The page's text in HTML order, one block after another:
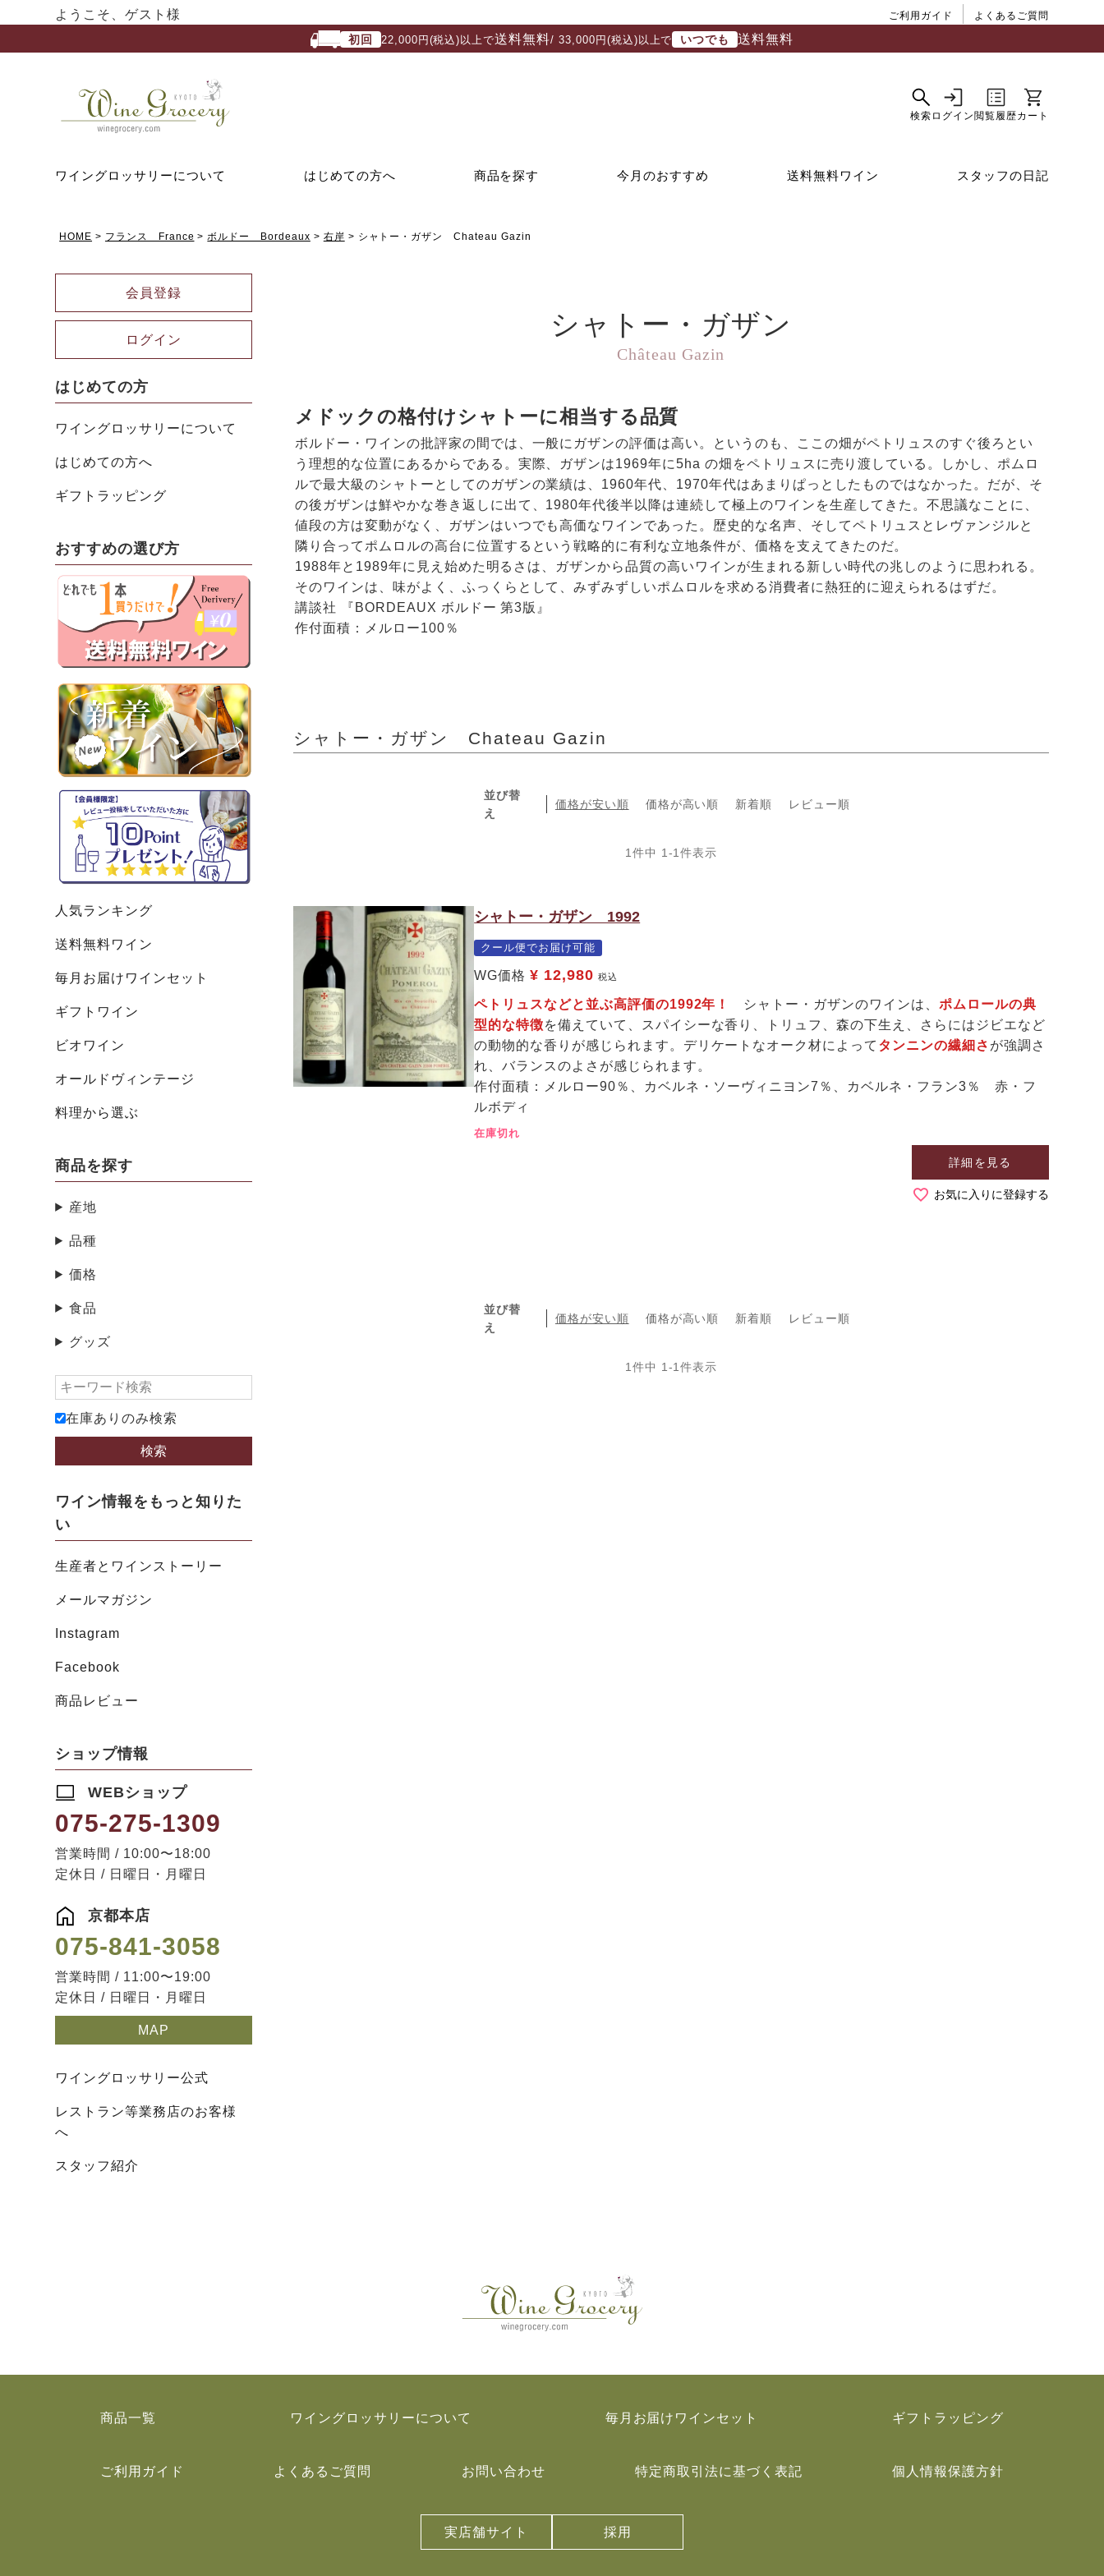
ようこそ、ゲスト様 ご利用ガイド よくあるご質問
初回 22,000円(税込)以上で送料無料/ 33,000円(税込)以上で いつでも 送料無料
ワイングロッサリーについて はじめての方へ 商品を探す 今月のおすすめ 送料無料ワイン スタッフの日記
HOME フランス France ボルドー Bordeaux 右岸 シャトー・ガザン Chateau Gazin
会員登録
ログイン
はじめての方
ワイングロッサリーについて
はじめての方へ
ギフトラッピング
おすすめの選び方
人気ランキング
送料無料ワイン
毎月お届けワインセット
ギフトワイン
ビオワイン
オールドヴィンテージ
料理から選ぶ
商品を探す
産地
品種
価格
食品
グッズ
在庫ありのみ検索
検索
ワイン情報をもっと知りた
い
生産者とワインストーリー
メールマガジン
Instagram
Facebook
商品レビュー
ショップ情報
WEBショップ
075-275-1309
営業時間 / 10:00〜18:00
定休日 / 日曜日・月曜日
京都本店
075-841-3058
営業時間 / 11:00〜19:00
定休日 / 日曜日・月曜日
MAP
ワイングロッサリー公式
レストラン等業務店のお客様
へ
スタッフ紹介
シャトー・ガザン
Château Gazin
メドックの格付けシャトーに相当する品質
ボルドー・ワインの批評家の間では、一般にガザンの評価は高い。というのも、ここの畑がペトリュスのすぐ後ろとい
う理想的な位置にあるからである。実際、ガザンは1969年に5ha の畑をペトリュスに売り渡している。しかし、ポムロ
ルで最大級のシャトーとしてのガザンの業績は、1960年代、1970年代はあまりぱっとしたものではなかった。だが、そ
の後ガザンは鮮やかな巻き返しに出て、1980年代後半以降は連続して極上のワインを生産してきた。不思議なことに、
値段の方は変動がなく、ガザンはいつでも高価なワインであった。歴史的な名声、そしてペトリュスとレヴァンジルと
隣り合ってポムロルの高台に位置するという戦略的に有利な立地条件が、価格を支えてきたのだ。
1988年と1989年に見え始めた明るさは、ガザンから品質の高いワインが生まれる新しい時代の兆しのように思われる。
そのワインは、味がよく、ふっくらとして、みずみずしいポムロルを求める消費者に熱狂的に迎えられるはずだ。
講談社 『BORDEAUX ボルドー 第3版』
作付面積：メルロー100％
シャトー・ガザン Chateau Gazin
並び替
え
価格が安い順 価格が高い順 新着順 レビュー順
1 件中 1 -1件表示
シャトー・ガザン 1992
クール便でお届け可能
WG価格 ¥ 12,980 税込
ペトリュスなどと並ぶ高評価の1992年！ シャトー・ガザンのワインは、 ポムロールの典
型的な特徴を備えていて、スパイシーな香り、トリュフ、森の下生え、さらにはジビエなど
の動物的な香りが感じられます。デリケートなオーク材によって タンニンの繊細さ が強調さ
れ、バランスのよさが感じられます。
作付面積：メルロー90％、カベルネ・ソーヴィニヨン7％、カベルネ・フラン3％ 赤・フ
ルボディ
在庫切れ
詳細を見る
お気に入りに登録する
並び替
え
価格が安い順 価格が高い順 新着順 レビュー順
1 件中 1 -1件表示
商品一覧 ワイングロッサリーについて 毎月お届けワインセット ギフトラッピング
ご利用ガイド よくあるご質問 お問い合わせ 特定商取引法に基づく表記 個人情報保護方針
実店舗サイト 採用